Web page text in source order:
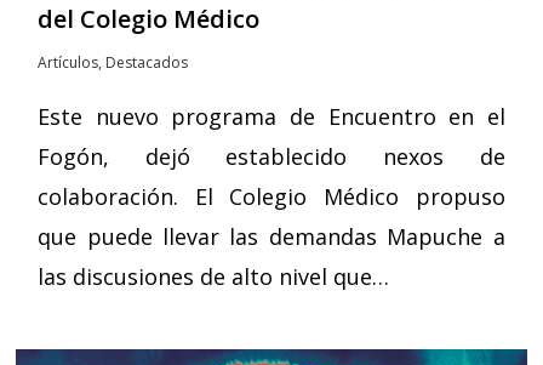
del Colegio Médico
Artículos, Destacados
Este nuevo programa de Encuentro en el
Fogón, dejó establecido nexos de
colaboración. El Colegio Médico propuso
que puede llevar las demandas Mapuche a
las discusiones de alto nivel que…